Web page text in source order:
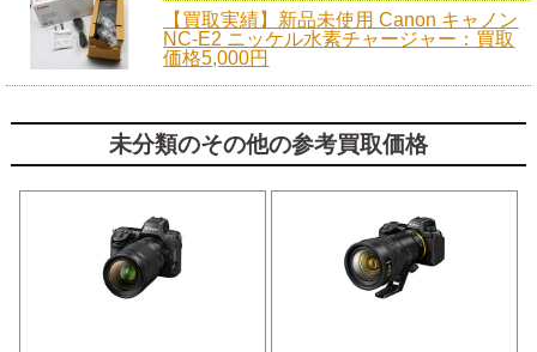
【買取実績】新品未使用 Canon キャノン
NC-E2 ニッケル水素チャージャー：買取
価格5,000円
未分類のその他の参考買取価格